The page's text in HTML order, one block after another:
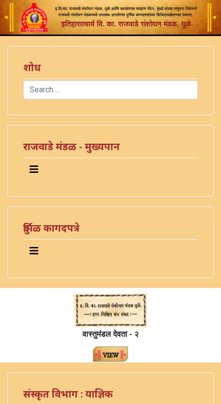
शोध
Search
राजवाडे मंडळ - मुख्यपान
दुर्मिळ कागदपत्रे
वास्तुमंडल देवता - २
संस्कृत विभाग : याज्ञिक